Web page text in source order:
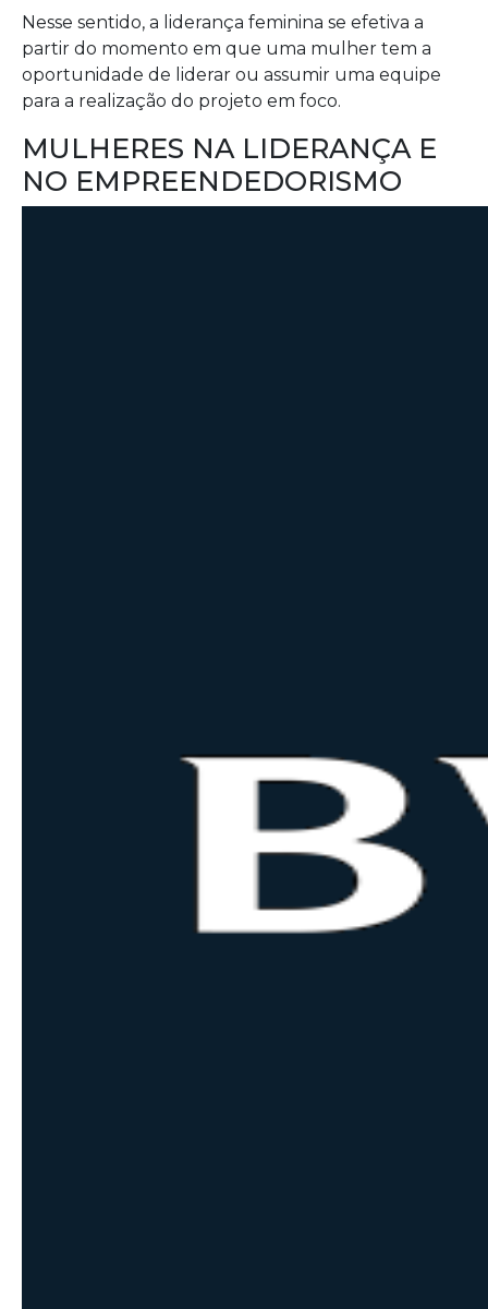
Nesse sentido, a liderança feminina se efetiva a
partir do momento em que uma mulher tem a
oportunidade de liderar ou assumir uma equipe
para a realização do projeto em foco.
MULHERES NA LIDERANÇA E
NO EMPREENDEDORISMO